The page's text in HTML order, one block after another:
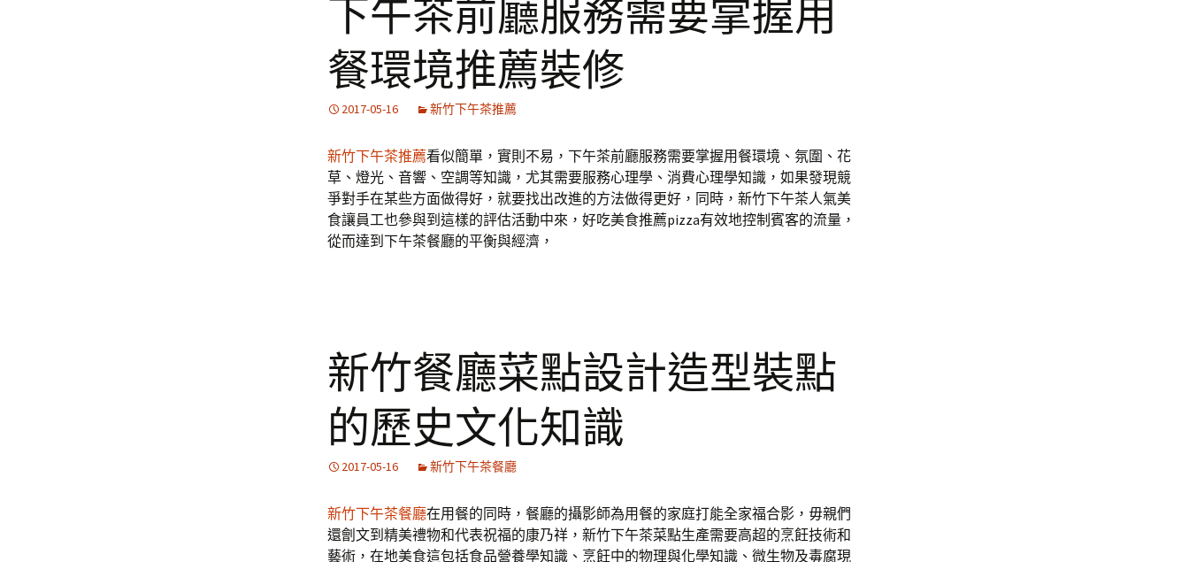
下午茶前廳服務需要掌握用
餐環境推薦裝修
2017-05-16 新竹下午茶推薦
新竹下午茶推薦看似簡單，實則不易，下午茶前廳服務需要掌握用餐環境、氛圍、花
草、燈光、音響、空調等知識，尤其需要服務心理學、消費心理學知識，如果發現競
爭對手在某些方面做得好，就要找出改進的方法做得更好，同時，新竹下午茶人氣美
食讓員工也參與到這樣的評估活動中來，好吃美食推薦pizza有效地控制賓客的流量，
從而達到下午茶餐廳的平衡與經濟，
新竹餐廳菜點設計造型裝點
的歷史文化知識
2017-05-16 新竹下午茶餐廳
新竹下午茶餐廳在用餐的同時，餐廳的攝影師為用餐的家庭打能全家福合影，毋親們
還劊文到精美禮物和代表祝福的康乃祥，新竹下午茶菜點生產需要高超的烹飪技術和
藝術，在地美食這包括食品營養學知識、烹飪中的物理與化學知識、微生物及毒腐現